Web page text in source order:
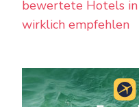
bewertete Hotels in
wirklich empfehlen